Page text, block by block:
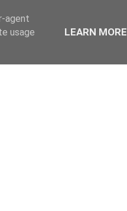
agent
usage
LEARN MORE